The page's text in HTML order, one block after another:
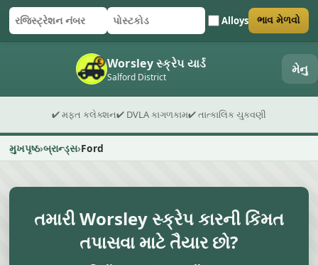
રજિસ્ટ્રેશન નંબર
પોસ્ટકોડ Alloys
ફોર્મ સબમિટ કરો ભાવ મેળવો
Worsley સ્ક્રેપ યાર્ડ
Salford District મેનુ
✔ મફત કલેક્શન✔ DVLA કાગળકામ✔ તાત્કાલિક ચુકવણી
મુખપૃષ્ઠ બ્રાન્ડ્સ Ford
તમારી Worsley સ્ક્રેપ કારની કિંમત
તપાસવા માટે તૈયાર છો?